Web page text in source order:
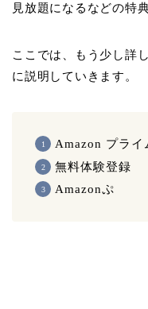
見放題になるなどの特
ここでは、もう少し詳
に説明していきます。
Amazon プライ
無料体験登録
Amazonぷ